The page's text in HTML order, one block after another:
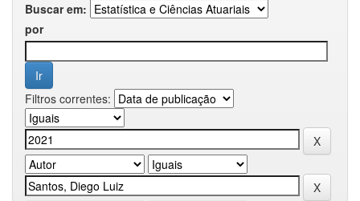
Buscar em:
por
Filtros correntes: